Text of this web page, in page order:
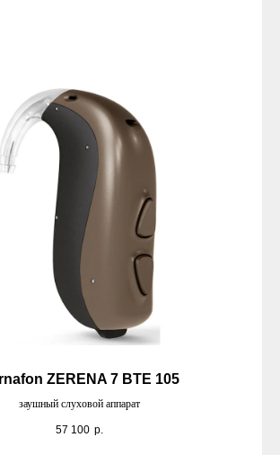
ZERENA 7 BTE 105
заушный слуховой аппарат
57 100 р.